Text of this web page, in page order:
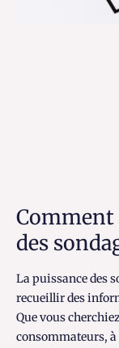
Comment
des
La puissance des
recueillir des
Que vous
consommateurs,